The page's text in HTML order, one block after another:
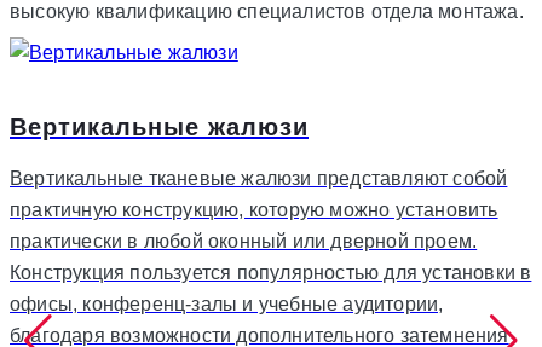
высокую квалификацию специалистов отдела монтажа.
Вертикальные жалюзи
Вертикальные тканевые жалюзи представляют собой
практичную конструкцию, которую можно установить
практически в любой оконный или дверной проем.
Конструкция пользуется популярностью для установки в
офисы, конференц-залы и учебные аудитории,
благодаря возможности дополнительного затемнения